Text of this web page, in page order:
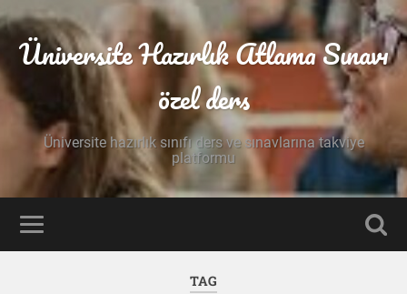
Üniversite Hazırlık Atlama Sınavı
özel ders
Üniversite hazırlık sınıfı ders ve sınavlarına takviye
platformu
TAG